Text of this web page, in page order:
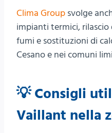
Clima Group svolge
impianti termici, rilascio
fumi e sostituzioni di
Cesano e nei comuni
💡 Consigli
Vaillant nella